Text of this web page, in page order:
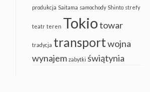
produkcja Saitama samochody Shinto strefy
teatr teren Tokiotowar
tradycja transportwojna
wynajem zabytki świątynia